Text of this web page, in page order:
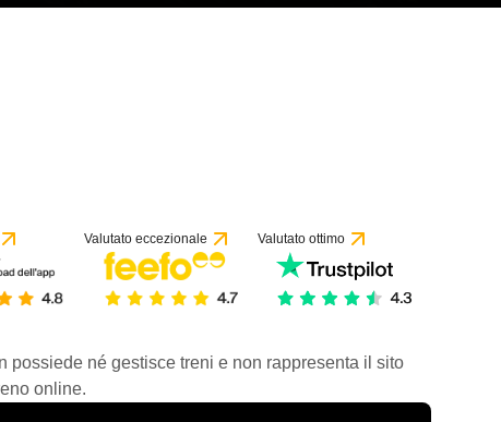
Valutato eccezionale Valutato ottimo
né gestisce treni e non rappresenta il sito
online.